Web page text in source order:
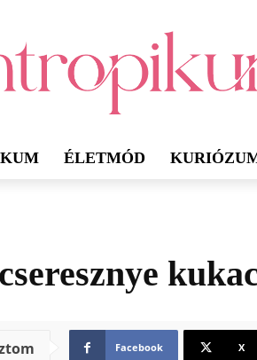
ÉLETMÓD
Facebook X